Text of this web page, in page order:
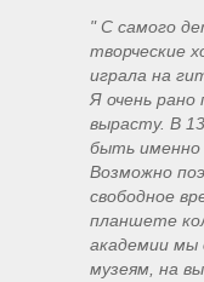
" С самого
творческие
играла на
Я очень рано
вырасту. В
быть именно
Возможно
свободное
планшете
академии мы
музеям, на